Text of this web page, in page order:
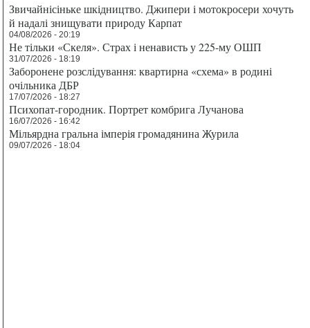
Звичайнісіньке шкідництво. Джипери і мотокросери хочуть
й надалі знищувати природу Карпат
04/08/2026 - 20:19
Не тільки «Скеля». Страх і ненависть у 225-му ОШП
31/07/2026 - 18:19
Заборонене розслідування: квартирна «схема» в родині
очільника ДБР
17/07/2026 - 18:27
Психопат-городник. Портрет комбрига Лучанова
16/07/2026 - 16:42
Мільярдна гральна імперія громадянина Журила
09/07/2026 - 18:04